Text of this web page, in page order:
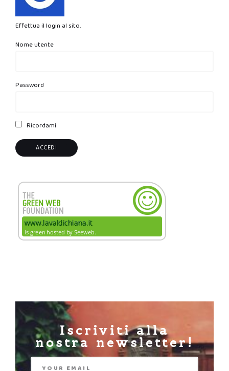
Effettua il login al sito.
Nome utente
Password
Ricordami
Iscriviti alla
nostra newsletter!